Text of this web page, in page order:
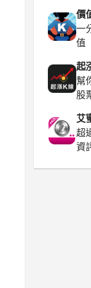
價
一
值
起
幫
股
艾
超
資